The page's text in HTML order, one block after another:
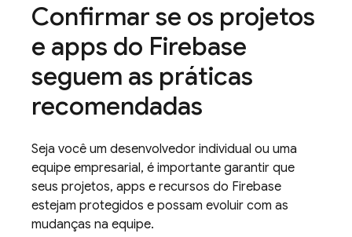
Confirmar se os projetos
e apps do Firebase
seguem as práticas
recomendadas
Seja você um desenvolvedor individual ou uma
equipe empresarial, é importante garantir que
seus projetos, apps e recursos do Firebase
estejam protegidos e possam evoluir com as
mudanças na equipe.